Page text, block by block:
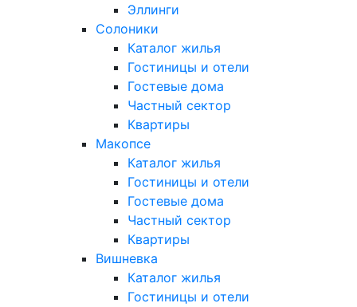
Эллинги
Солоники
Каталог жилья
Гостиницы и отели
Гостевые дома
Частный сектор
Квартиры
Макопсе
Каталог жилья
Гостиницы и отели
Гостевые дома
Частный сектор
Квартиры
Вишневка
Каталог жилья
Гостиницы и отели